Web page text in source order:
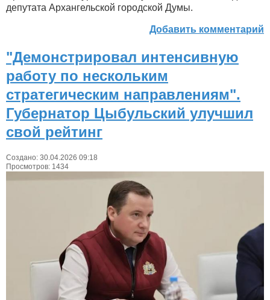
депутата Архангельской городской Думы.
Добавить комментарий
"Демонстрировал интенсивную
работу по нескольким
стратегическим направлениям".
Губернатор Цыбульский улучшил
свой рейтинг
Создано: 30.04.2026 09:18
Просмотров: 1434